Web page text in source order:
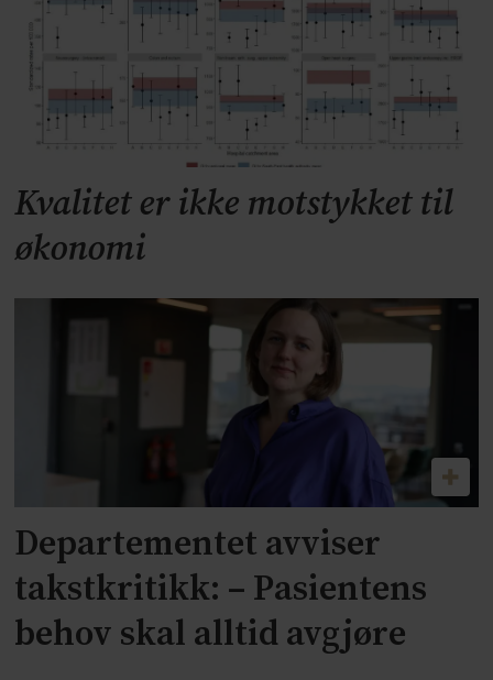
Kvalitet er ikke motstykket til
økonomi
Departementet avviser
takstkritikk: – Pasientens
behov skal alltid avgjøre